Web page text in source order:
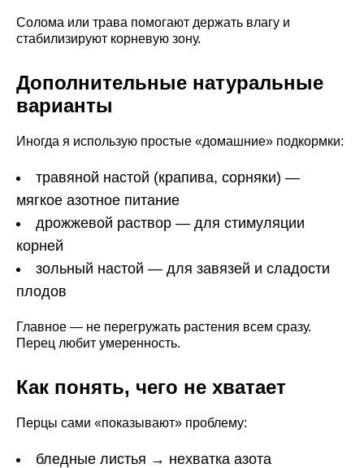
Солома или трава помогают держать влагу и
стабилизируют корневую зону.
Дополнительные натуральные
варианты
Иногда я использую простые «домашние» подкормки:
травяной настой (крапива, сорняки) —
мягкое азотное питание
дрожжевой раствор — для стимуляции
корней
зольный настой — для завязей и сладости
плодов
Главное — не перегружать растения всем сразу.
Перец любит умеренность.
Как понять, чего не хватает
Перцы сами «показывают» проблему:
бледные листья → нехватка азота